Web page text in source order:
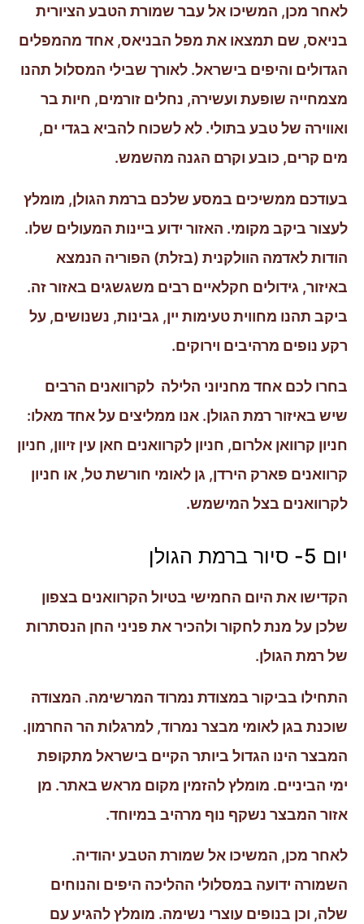
לאחר מכן, המשיכו אל עבר שמורת הטבע הציורית
בניאס, שם תמצאו את מפל הבניאס, אחד מהמפלים
הגדולים והיפים בישראל. לאורך שבילי המסלול תהנו
מצמחייה שופעת ועשירה, נחלים זורמים, חיות בר
ואווירה של טבע בתולי. לא לשכוח להביא בגדי ים,
מים קרים, כובע וקרם הגנה מהשמש.
בעודכם ממשיכים במסע שלכם ברמת הגולן, מומלץ
לעצור ביקב מקומי. האזור ידוע ביינות המעולים שלו.
הודות לאדמה הוולקנית (בזלת) הפוריה הנמצא
באיזור, גידולים חקלאיים רבים משגשגים באזור זה.
ביקב תהנו מחווית טעימות יין, גבינות, נשנושים, על
רקע נופים מרהיבים וירוקים.
בחרו לכם אחד מחניוני הלילה לקרוואנים הרבים
שיש באיזור רמת הגולן. אנו ממליצים על אחד מאלו:
חניון קרוואן אלרום, חניון לקרוואנים חאן עין זיוון, חניון
קרוואנים פארק הירדן, גן לאומי חורשת טל, או חניון
לקרוואנים בצל המישמש.
יום 5- סיור ברמת הגולן
הקדישו את היום החמישי בטיול הקרוואנים בצפון
שלכן על מנת לחקור ולהכיר את פניני החן הנסתרות
של רמת הגולן.
התחילו בביקור במצודת נמרוד המרשימה. המצודה
שוכנת בגן לאומי מבצר נמרוד, למרגלות הר החרמון.
המבצר הינו הגדול ביותר הקיים בישראל מתקופת
ימי הביניים. מומלץ להזמין מקום מראש באתר. מן
אזור המבצר נשקף נוף מרהיב במיוחד.
לאחר מכן, המשיכו אל שמורת הטבע יהודיה.
השמורה ידועה במסלולי ההליכה היפים והנוחים
שלה, וכן בנופים עוצרי נשימה. מומלץ להגיע עם